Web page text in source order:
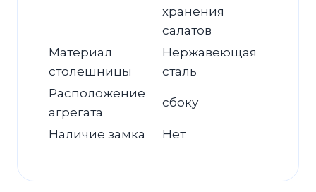
хранения
салатов
Материал
столешницы
Нержавеющая
сталь
Расположение
агрегата
сбоку
Наличие замка Нет